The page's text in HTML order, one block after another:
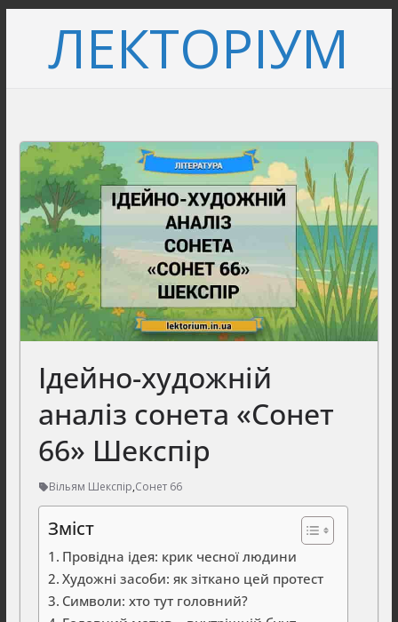
вмістуЛЕКТОРІУМ
Ідейно-художній
аналіз сонета «Сонет
66» Шекспір
Вільям Шекспір,Сонет 66
Зміст
Провідна ідея: крик чесної людини
Художні засоби: як зіткано цей протест
Символи: хто тут головний?